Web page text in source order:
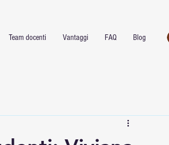
Team docenti Vantaggi FAQ Blog